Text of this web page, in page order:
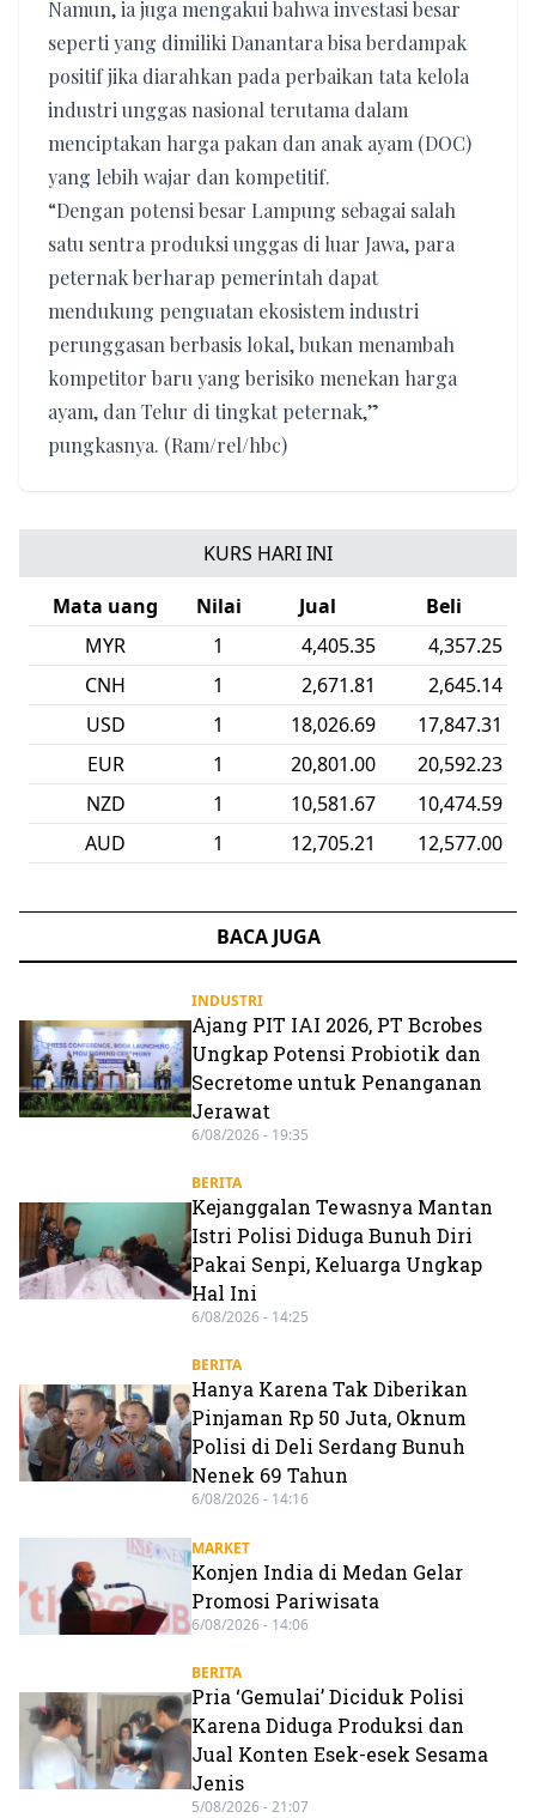
Namun, ia juga mengakui bahwa investasi besar
seperti yang dimiliki Danantara bisa berdampak
positif jika diarahkan pada perbaikan tata kelola
industri unggas nasional terutama dalam
menciptakan harga pakan dan anak ayam (DOC)
yang lebih wajar dan kompetitif.
“Dengan potensi besar Lampung sebagai salah
satu sentra produksi unggas di luar Jawa, para
peternak berharap pemerintah dapat
mendukung penguatan ekosistem industri
perunggasan berbasis lokal, bukan menambah
kompetitor baru yang berisiko menekan harga
ayam, dan Telur di tingkat peternak,”
pungkasnya. (Ram/rel/hbc)
KURS HARI INI
Mata uang
Nilai Jual
Beli
GBP
1 24,281.95
24,033.19
KRW
1 12.65
12.51
SGD
1 14,066.87
13,919.29
SAR
1 4,800.33
4,752.31
MYR
1 4,405.35
4,357.25
CNH
1 2,671.81 2,645.14
BACA JUGA
INDUSTRI
Ajang PIT IAI 2026, PT Bcrobes
Ungkap Potensi Probiotik dan
Secretome untuk Penanganan
Jerawat
6/08/2026 - 19:35
BERITA
Kejanggalan Tewasnya Mantan
Istri Polisi Diduga Bunuh Diri
Pakai Senpi, Keluarga Ungkap
Hal Ini
6/08/2026 - 14:25
BERITA
Hanya Karena Tak Diberikan
Pinjaman Rp 50 Juta, Oknum
Polisi di Deli Serdang Bunuh
Nenek 69 Tahun
6/08/2026 - 14:16
MARKET
Konjen India di Medan Gelar
Promosi Pariwisata
6/08/2026 - 14:06
BERITA
Pria ‘Gemulai’ Diciduk Polisi
Karena Diduga Produksi dan
Jual Konten Esek-esek Sesama
Jenis
5/08/2026 - 21:07